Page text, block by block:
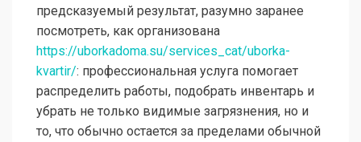
предсказуемый результат, разумно заранее
посмотреть, как организована
https://uborkadoma.su/services_cat/uborka-
kvartir/: профессиональная услуга помогает
распределить работы, подобрать инвентарь и
убрать не только видимые загрязнения, но и
то, что обычно остается за пределами обычной